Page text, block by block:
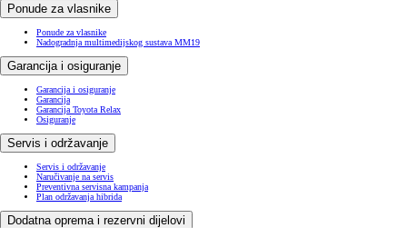
Ponude za vlasnike
Ponude za vlasnike
Nadogradnja multimedijskog sustava MM19
Garancija i osiguranje
Garancija i osiguranje
Garancija
Garancija Toyota Relax
Osiguranje
Servis i održavanje
Servis i održavanje
Naručivanje na servis
Preventivna servisna kampanja
Plan održavanja hibrida
Dodatna oprema i rezervni dijelovi